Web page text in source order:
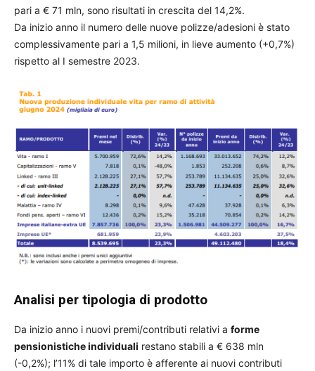
pari a € 71 mln, sono risultati in crescita del 14,2%.
Da inizio anno il numero delle nuove polizze/adesioni è stato
complessivamente pari a 1,5 milioni, in lieve aumento (+0,7%)
rispetto al I semestre 2023.
Analisi per tipologia di prodotto
Da inizio anno i nuovi premi/contributi relativi a forme
pensionistiche individuali restano stabili a € 638 mln
(-0,2%); l’11% di tale importo è afferente ai nuovi contributi